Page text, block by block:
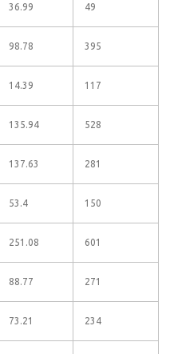
36.99 49
98.78 395
14.39 117
135.94 528
137.63 281
53.4 150
251.08 601
88.77 271
73.21 234